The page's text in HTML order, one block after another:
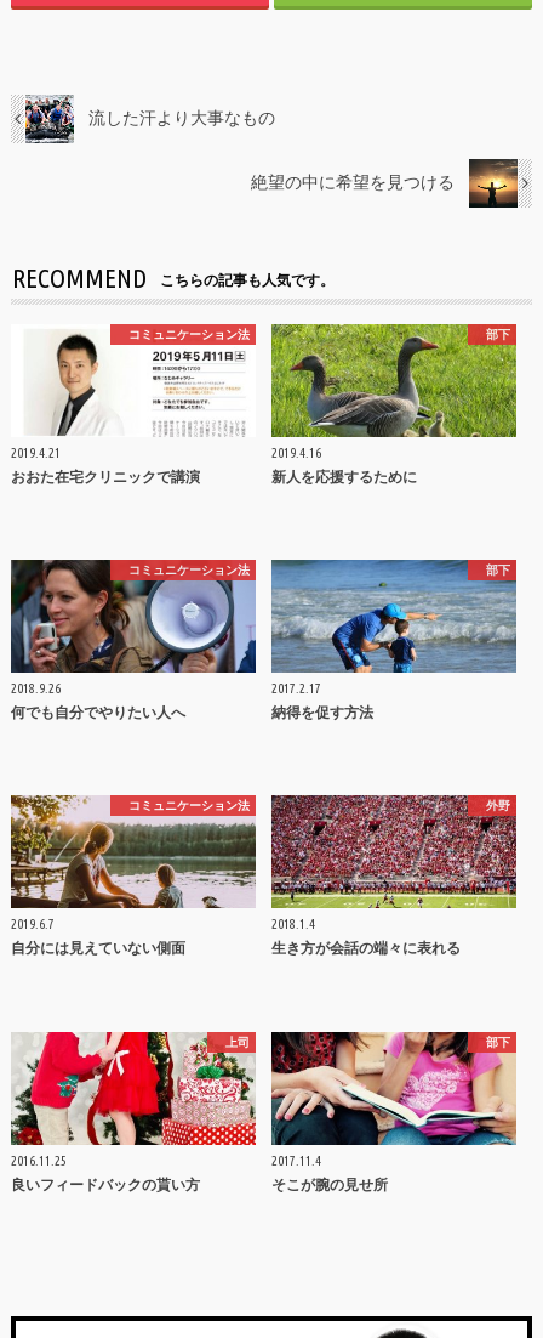
流した汗より大事なもの
絶望の中に希望を見つける
RECOMMEND こちらの記事も人気です。
コミュニケーション法
2019.4.21
おおた在宅クリニックで講演
部下
2019.4.16
新人を応援するために
コミュニケーション法
2018.9.26
何でも自分でやりたい人へ
部下
2017.2.17
納得を促す方法
コミュニケーション法
2019.6.7
自分には見えていない側面
外野
2018.1.4
生き方が会話の端々に表れる
上司
2016.11.25
良いフィードバックの貰い方
部下
2017.11.4
そこが腕の見せ所